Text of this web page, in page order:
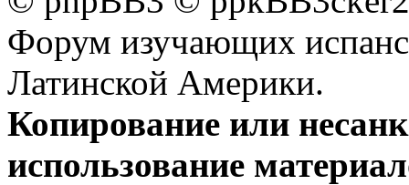
Форум изучающих
Латинской Америки.
Копирование или
использование